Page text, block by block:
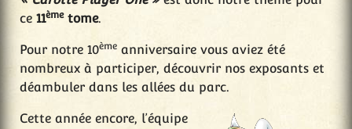
ce 11èmetome.
Pour notre 10ème anniversaire vous aviez été
nombreux à participer, découvrir nos exposants et
déambuler dans les allées du parc.
Cette année encore, l’équipe